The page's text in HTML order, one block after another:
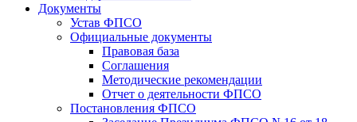
Документы
Устав ФПСО
Официальные документы
Правовая база
Соглашения
Методические рекомендации
Отчет о деятельности ФПСО
Постановления ФПСО